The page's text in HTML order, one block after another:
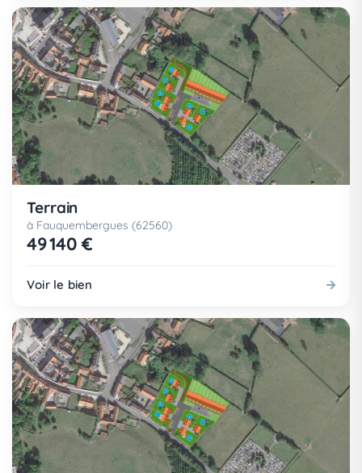
Terrain
à Fauquembergues (62560)
49 140 €
Voir le bien